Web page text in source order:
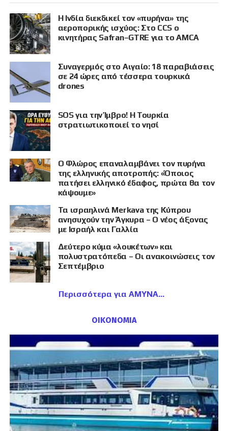
Η Ινδία διεκδικεί τον «πυρήνα» της
αεροπορικής ισχύος: Στο CCS ο
κινητήρας Safran–GTRE για το AMCA
Συναγερμός στο Αιγαίο: 18 παραβιάσεις
σε 24 ώρες από τέσσερα τουρκικά
drones
SOS για την Ίμβρο! Η Τουρκία
στρατιωτικοποιεί το νησί
Ο Φλώρος επαναλαμβάνει τον πυρήνα
της ελληνικής αποτροπής: «Όποιος
πατήσει ελληνικό έδαφος, πρώτα θα τον
κάψουμε»
Τα ισραηλινά Merkava της Κύπρου
ανησυχούν την Άγκυρα – Ο νέος άξονας
με Ισραήλ και Γαλλία
Δεύτερο κύμα «λουκέτων» και
πολυστρατόπεδα – Οι ανακοινώσεις τον
Σεπτέμβριο
Περισσότερα για ΑΜΥΝΑ
ΟΙΚΟΝΟΜΙΑ